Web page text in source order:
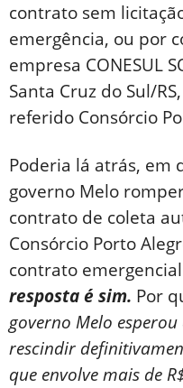
contrato sem
emergência, ou por
empresa CONESUL
Santa Cruz do Sul/
referido Consórcio
Poderia lá atrás, em
governo Melo
contrato de coleta
Consórcio Porto
contrato
resposta é sim. Por
governo Melo
rescindir
que envolve mais de